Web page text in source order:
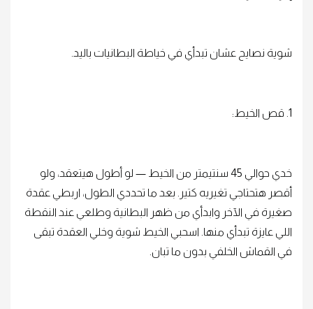
شوية نصايح عشان تبدأي في خياطة البطانيات باليد.
1. قص الخيط:
خدي حوالي 45 سنتيمتر من الخيط — لو أطول هيتعقد، ولو
أقصر هتحتاجي تغيريه كتير. بعد ما تحددي الطول، اربطي عقدة
صغيرة في الآخر وابدأي من ظهر البطانية وطلعي عند النقطة
اللي عايزة تبدأي منها. اسحبي الخيط شوية وخلي العقدة تبقى
في القماش الخلفي بدون ما تبان.